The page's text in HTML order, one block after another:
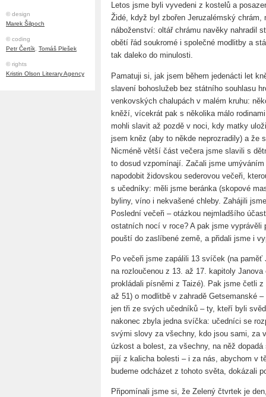
© design
Marek Šilpoch
© coding
Petr Čertík, Tomáš Plešek
© rights
Kristin Olson Literary Agency
Letos jsme byli vyvedeni z kostelů a
Židé, když byl zbořen Jeruzalémský
náboženství: oltář chrámu navěky nahradil
obětí řád soukromé i společné modlitby a
tak daleko do minulosti.
Pamatuji si, jak jsem během jedenácti let
slavení bohoslužeb bez státního souhlasu
venkovských chalupách v malém kruhu:
kněží, vícekrát pak s několika málo
mohli slavit až pozdě v noci, kdy matky
jsem kněz (aby to někde neprozradily) a že
Nicméně větší část večera jsme slavili s
to dosud vzpomínají. Začali jsme
napodobit židovskou sederovou večeři,
s učedníky: měli jsme beránka (skopové
byliny, víno i nekvašené chleby. Zahájili
Poslední večeři – otázkou nejmladšího
ostatních nocí v roce? A pak jsme
pouští do zaslíbené země, a přidali jsme i
Po večeři jsme zapálili 13 svíček (na
na rozloučenou z 13. až 17. kapitoly
prokládali písněmi z Taizé). Pak jsme četli
až 51) o modlitbě v zahradě Getsemanské
jen tři ze svých učedníků – ty, kteří byli
nakonec zbyla jedna svíčka: učedníci se
svými slovy za všechny, kdo jsou sami, za
úzkost a bolest, za všechny, na něž
pijí z kalicha bolesti – i za nás, abychom v
budeme odcházet z tohoto světa, dokázali
Připomínali jsme si, že Zelený čtvrtek je